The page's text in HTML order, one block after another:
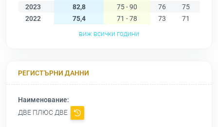
2023
82,8 75 - 90 76 75
2022
75,4 71 - 78 73 71
виж всички години
РЕГИСТЪРНИ ДАННИ
Наименование:
ДВЕ ПЛЮС ДВЕ